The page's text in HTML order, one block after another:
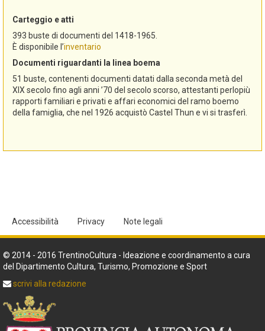
Carteggio e atti
393 buste di documenti del 1418-1965.
È disponibile l’inventario
Documenti riguardanti la linea boema
51 buste, contenenti documenti datati dalla seconda metà del
XIX secolo fino agli anni ’70 del secolo scorso, attestanti perlopiù
rapporti familiari e privati e affari economici del ramo boemo
della famiglia, che nel 1926 acquistò Castel Thun e vi si trasferì.
Accessibilità Privacy Note legali
© 2014 - 2016 TrentinoCultura - Ideazione e coordinamento a cura
del Dipartimento Cultura, Turismo, Promozione e Sport
scrivi alla redazione